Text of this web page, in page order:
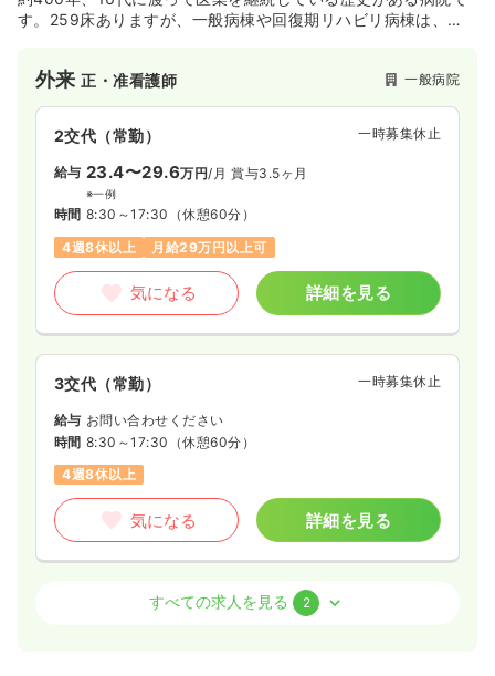
す。259床ありますが、一般病棟や回復期リハビリ病棟は、整
に合わせた幅広い医療を提供されています。
外来正・准看護師 一般病院
2交代（常勤） 一時募集休止
給与 23.4〜29.6万円/月 賞与3.5ヶ月
※一例
時間 8:30～17:30 （休憩60分）
4週8休以上
月給29万円以上可
気になる 詳細を見る
3交代（常勤） 一時募集休止
給与 お問い合わせください
時間 8:30～17:30 （休憩60分）
4週8休以上
気になる 詳細を見る
オペ室(手術室)正・准看護師
すべての求人を見る 2